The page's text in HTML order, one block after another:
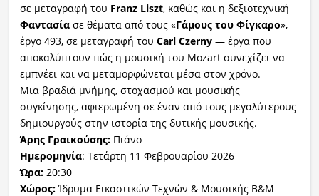
σε μεταγραφή του Franz Liszt, καθώς και η δεξιοτεχνική
Φαντασίασε θέματα από τους «Γάμους του Φίγκαρο»,
έργο 493, σε μεταγραφή του Carl Czerny— έργα που
αποκαλύπτουν πώς η μουσική του Mozart συνεχίζει να
εμπνέει και να μεταμορφώνεται μέσα στον χρόνο.
Μια βραδιά μνήμης, στοχασμού και μουσικής
συγκίνησης, αφιερωμένη σε έναν από τους μεγαλύτερους
δημιουργούς στην ιστορία της δυτικής μουσικής.
Άρης Γραικούσης:Πιάνο
Ημερομηνία: Τετάρτη 11 Φεβρουαρίου 2026
Ώρα:20:30
Χώρος:Ίδρυμα Εικαστικών Τεχνών & Μουσικής Β&Μ